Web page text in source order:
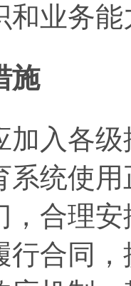
和业务能
施
入各级
系统使
，合理
行合同